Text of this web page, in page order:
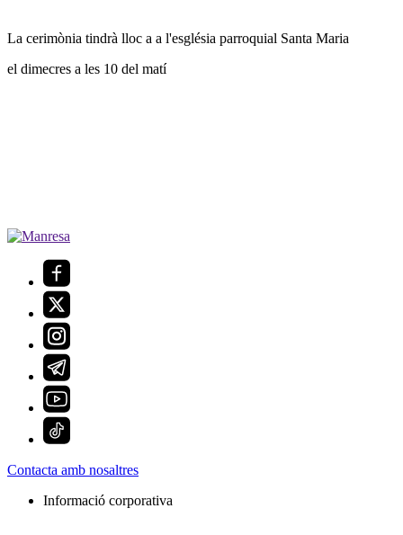
La cerimònia tindrà lloc a a l'església parroquial Santa Maria
el dimecres a les 10 del matí
Contacta amb nosaltres
Informació corporativa